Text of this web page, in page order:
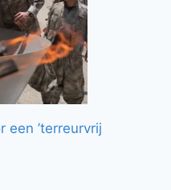
een ’terreurvrij